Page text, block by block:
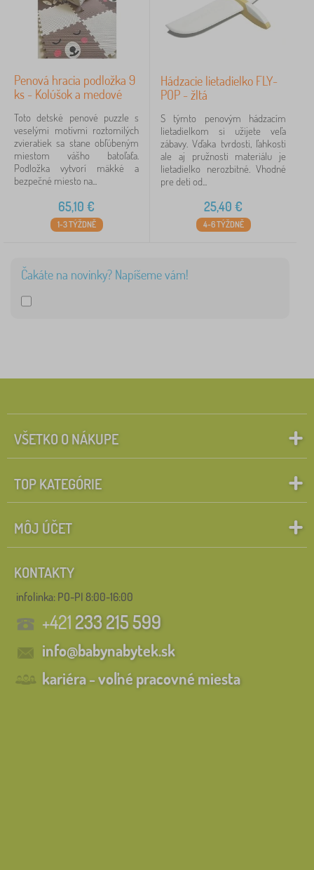
Penová hracia podložka 9
ks - Kolúšok a medové
Toto detské penové puzzle s
veselými motívmi roztomilých
zvieratiek sa stane obľúbeným
miestom vášho batoľaťa.
Podložka vytvorí mäkké a
bezpečné miesto na...
65,10 €
1-3 TÝŽDNĚ
Hádzacie lietadielko FLY-
POP - žltá
S týmto penovým hádzacím
lietadielkom si užijete veľa
zábavy. Vďaka tvrdosti, ľahkosti
ale aj pružnosti materiálu je
lietadielko nerozbitné. Vhodné
pre deti od...
25,40 €
4-6 TÝŽDNĚ
Čakáte na novinky? Napíšeme vám!
VŠETKO O NÁKUPE
TOP KATEGÓRIE
MÔJ ÚČET
KONTAKTY
infolinka: PO-PI 8:00-16:00
+421233 215 599
info@babynabytek.sk
kariéra - voľné pracovné miesta